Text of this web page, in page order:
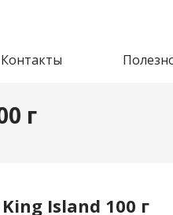
Контакты
г
Island 100 г